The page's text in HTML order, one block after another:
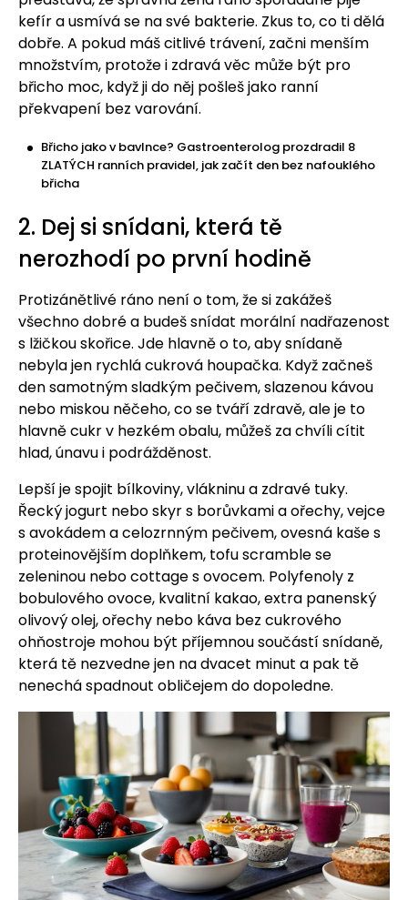
kefír a usmívá se na své bakterie. Zkus to, co ti dělá
dobře. A pokud máš citlivé trávení, začni menším
množstvím, protože i zdravá věc může být pro
břicho moc, když ji do něj pošleš jako ranní
překvapení bez varování.
Břicho jako v bavlnce? Gastroenterolog prozdradil 8
ZLATÝCH ranních pravidel, jak začít den bez nafouklého
břicha
2. Dej si snídani, která tě
nerozhodí po první hodině
Protizánětlivé ráno není o tom, že si zakážeš
všechno dobré a budeš snídat morální nadřazenost
s lžičkou skořice. Jde hlavně o to, aby snídaně
nebyla jen rychlá cukrová houpačka. Když začneš
den samotným sladkým pečivem, slazenou kávou
nebo miskou něčeho, co se tváří zdravě, ale je to
hlavně cukr v hezkém obalu, můžeš za chvíli cítit
hlad, únavu i podrážděnost.
Lepší je spojit bílkoviny, vlákninu a zdravé tuky.
Řecký jogurt nebo skyr s borůvkami a ořechy, vejce
s avokádem a celozrnným pečivem, ovesná kaše s
proteinovějším doplňkem, tofu scramble se
zeleninou nebo cottage s ovocem. Polyfenoly z
bobulového ovoce, kvalitní kakao, extra panenský
olivový olej, ořechy nebo káva bez cukrového
ohňostroje mohou být příjemnou součástí snídaně,
která tě nezvedne jen na dvacet minut a pak tě
nenechá spadnout obličejem do dopoledne.